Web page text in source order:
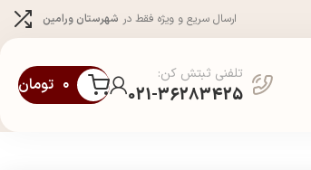
ارسال سریع و ویژه فقط در شهرستان ورامین
تلفنی ثبتش کن:
021-36283425 ۰ تومان